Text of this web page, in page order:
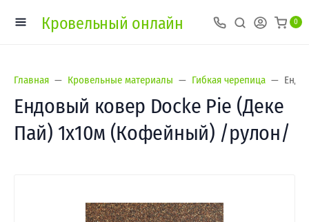
Кровельный онлайн 0
Главная Кровельные материалы Гибкая черепица
Ендовый ковер Docke Pie (Деке
Пай) 1х10м (Кофейный) /рулон/